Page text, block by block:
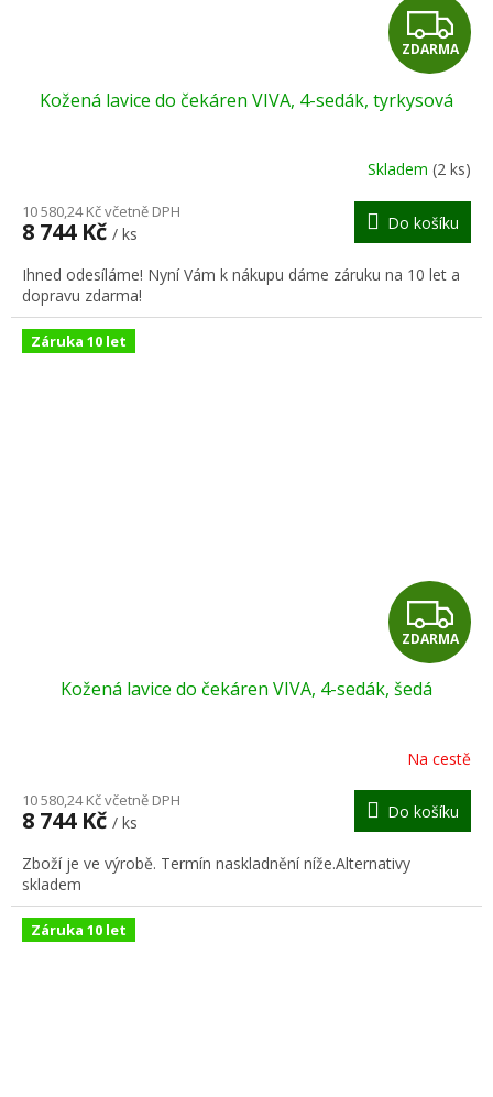
Z
D
A
R
M
A
ZDARMA
Kožená lavice do čekáren VIVA, 4-sedák, tyrkysová
Skladem (2 ks)
10 580,24 Kč včetně DPH
8 744 Kč / ks
Do košíku
Ihned odesíláme! Nyní Vám k nákupu dáme záruku na 10 let a
dopravu zdarma!
Záruka 10 let
Z
D
R
M
A
ZDARMA
Kožená lavice do čekáren VIVA, 4-sedák, šedá
Na cestě
10 580,24 Kč včetně DPH
8 744 Kč / ks
Do košíku
Zboží je ve výrobě. Termín naskladnění níže.Alternativy
skladem
Záruka 10 let